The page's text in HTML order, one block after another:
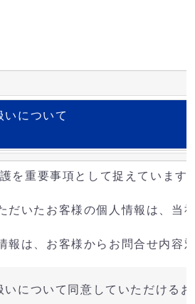
いについて
を重要事項として捉えていま
だいたお客様の個人情報は、当
報は、お客様からお問合せ内容
いについて同意していただける